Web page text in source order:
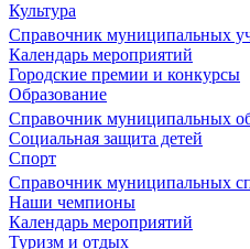
Культура
Справочник муниципальных
Календарь мероприятий
Городские премии и конкурсы
Образование
Справочник муниципальных
Социальная защита детей
Спорт
Справочник муниципальных
Наши чемпионы
Календарь мероприятий
Туризм и отдых